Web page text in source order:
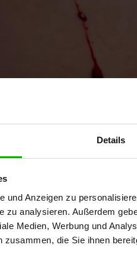
Details
und Anzeigen zu
zu analysieren. Außerdem
Medien, Werbung und
zusammen, die Sie ihnen
Arztpraxis,
die Wundheilung
Mit einer speziellen „Tinte“ will
Forschungsteam die
Aufgetragen wird sie über
könnte daher auch im…